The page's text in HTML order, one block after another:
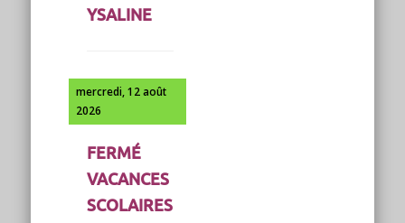
YSALINE
mercredi, 12 août
2026
FERMÉ
VACANCES
SCOLAIRES